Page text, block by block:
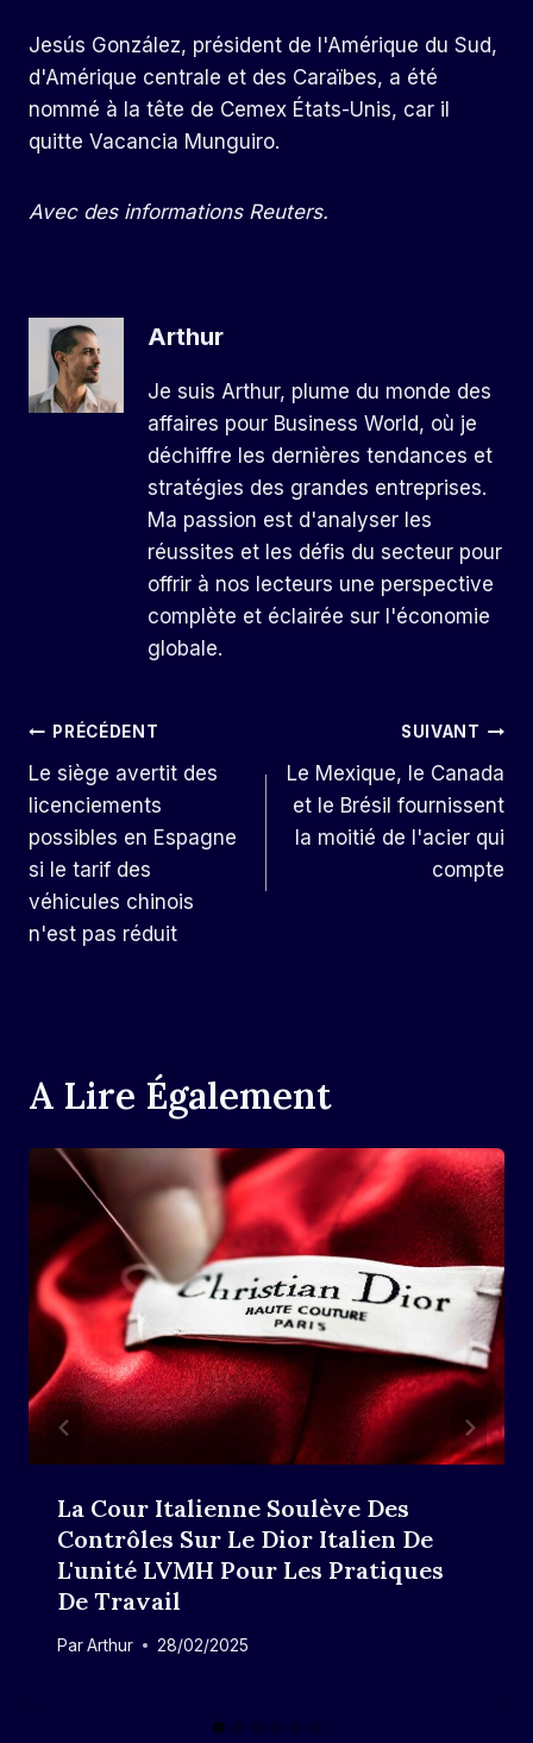
Jesús González, président de l'Amérique du Sud,
d'Amérique centrale et des Caraïbes, a été
nommé à la tête de Cemex États-Unis, car il
quitte Vacancia Munguiro.
Avec des informations Reuters.
Arthur
Je suis Arthur, plume du monde des
affaires pour Business World, où je
déchiffre les dernières tendances et
stratégies des grandes entreprises.
Ma passion est d'analyser les
réussites et les défis du secteur pour
offrir à nos lecteurs une perspective
complète et éclairée sur l'économie
globale.
Navigation
De
L’article
PRÉCÉDENT
Le siège avertit des
licenciements
possibles en Espagne
si le tarif des
véhicules chinois
n'est pas réduit
SUIVANT
Le Mexique, le Canada
et le Brésil fournissent
la moitié de l'acier qui
compte
A Lire Également
La Cour Italienne Soulève Des
Contrôles Sur Le Dior Italien De
L'unité LVMH Pour Les Pratiques
De Travail
ParArthur 28/02/2025